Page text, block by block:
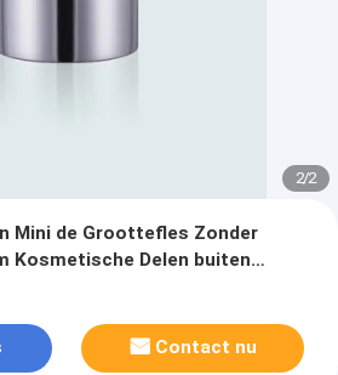
2/2
Mini de Groottefles Zonder
Kosmetische Delen buiten
Contact nu